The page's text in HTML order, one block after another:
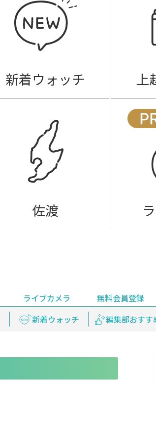
新着ウォッチ 上
佐渡
新着ウォッチ 編集部おすす
天気 上越妙高百景
ライブカメラ 無料会員登録
見逃し配信 プレミアム会員登録